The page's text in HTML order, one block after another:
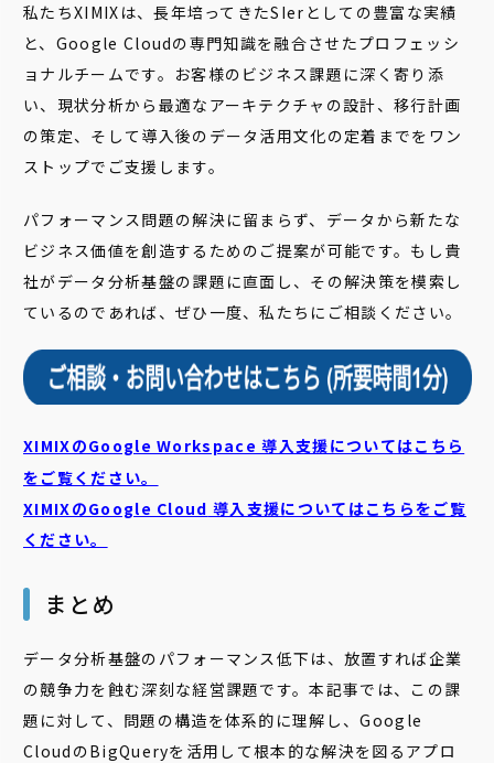
私たちXIMIXは、長年培ってきたSIerとしての豊富な実績
と、Google Cloudの専門知識を融合させたプロフェッシ
ョナルチームです。お客様のビジネス課題に深く寄り添
い、現状分析から最適なアーキテクチャの設計、移行計画
の策定、そして導入後のデータ活用文化の定着までをワン
ストップでご支援します。
パフォーマンス問題の解決に留まらず、データから新たな
ビジネス価値を創造するためのご提案が可能です。もし貴
社がデータ分析基盤の課題に直面し、その解決策を模索し
ているのであれば、ぜひ一度、私たちにご相談ください。
XIMIXのGoogle Workspace 導入支援についてはこちら
をご覧ください。
XIMIXのGoogle Cloud 導入支援についてはこちらをご覧
ください。
まとめ
データ分析基盤のパフォーマンス低下は、放置すれば企業
の競争力を蝕む深刻な経営課題です。本記事では、この課
題に対して、問題の構造を体系的に理解し、Google
CloudのBigQueryを活用して根本的な解決を図るアプロ